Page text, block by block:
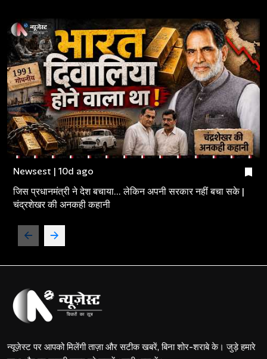
Newsest | 10d ago
जिस प्रधानमंत्री ने देश बचाया... लेकिन अपनी सरकार नहीं बचा सके |
चंद्रशेखर की अनकही कहानी
न्यूज़ेस्ट पर आपको मिलेंगी ताज़ा और सटीक खबरें, बिना शोर-शराबे के। जुड़े हमारे